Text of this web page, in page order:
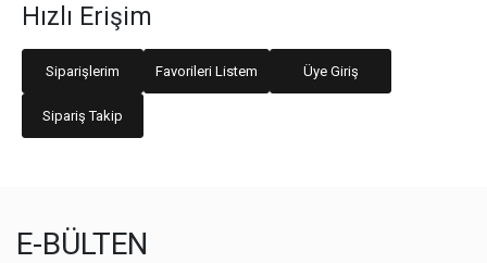
Hızlı Erişim
Siparişlerim Favorileri Listem Üye Giriş
Sipariş Takip
E-BÜLTEN